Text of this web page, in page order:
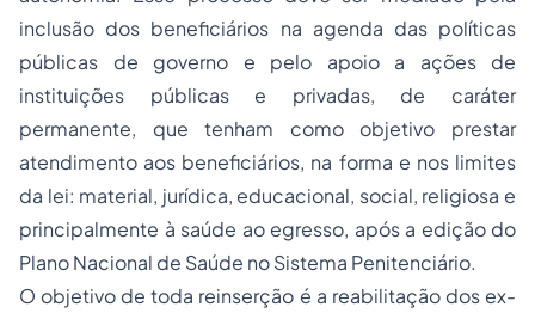
inclusão dos beneficiários na agenda das políticas
públicas de governo e pelo apoio a ações de
instituições públicas e privadas, de caráter
permanente, que tenham como objetivo prestar
atendimento aos beneficiários, na forma e nos limites
da lei: material, jurídica, educacional, social, religiosa e
principalmente à saúde ao egresso, após a edição do
Plano Nacional de Saúde no Sistema Penitenciário.
O objetivo de toda reinserção é a reabilitação dos ex-